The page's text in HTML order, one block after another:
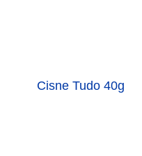
Cisne Tudo 40g